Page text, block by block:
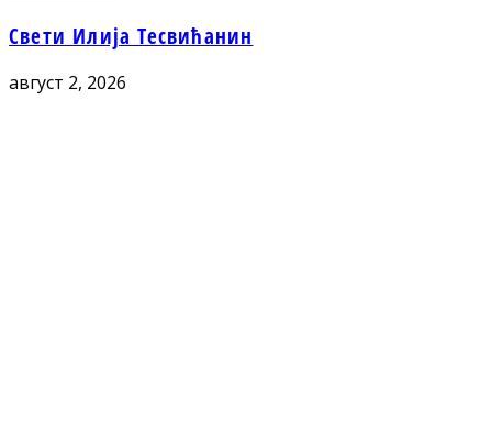
Свети Илија Тесвићанин
август 2, 2026